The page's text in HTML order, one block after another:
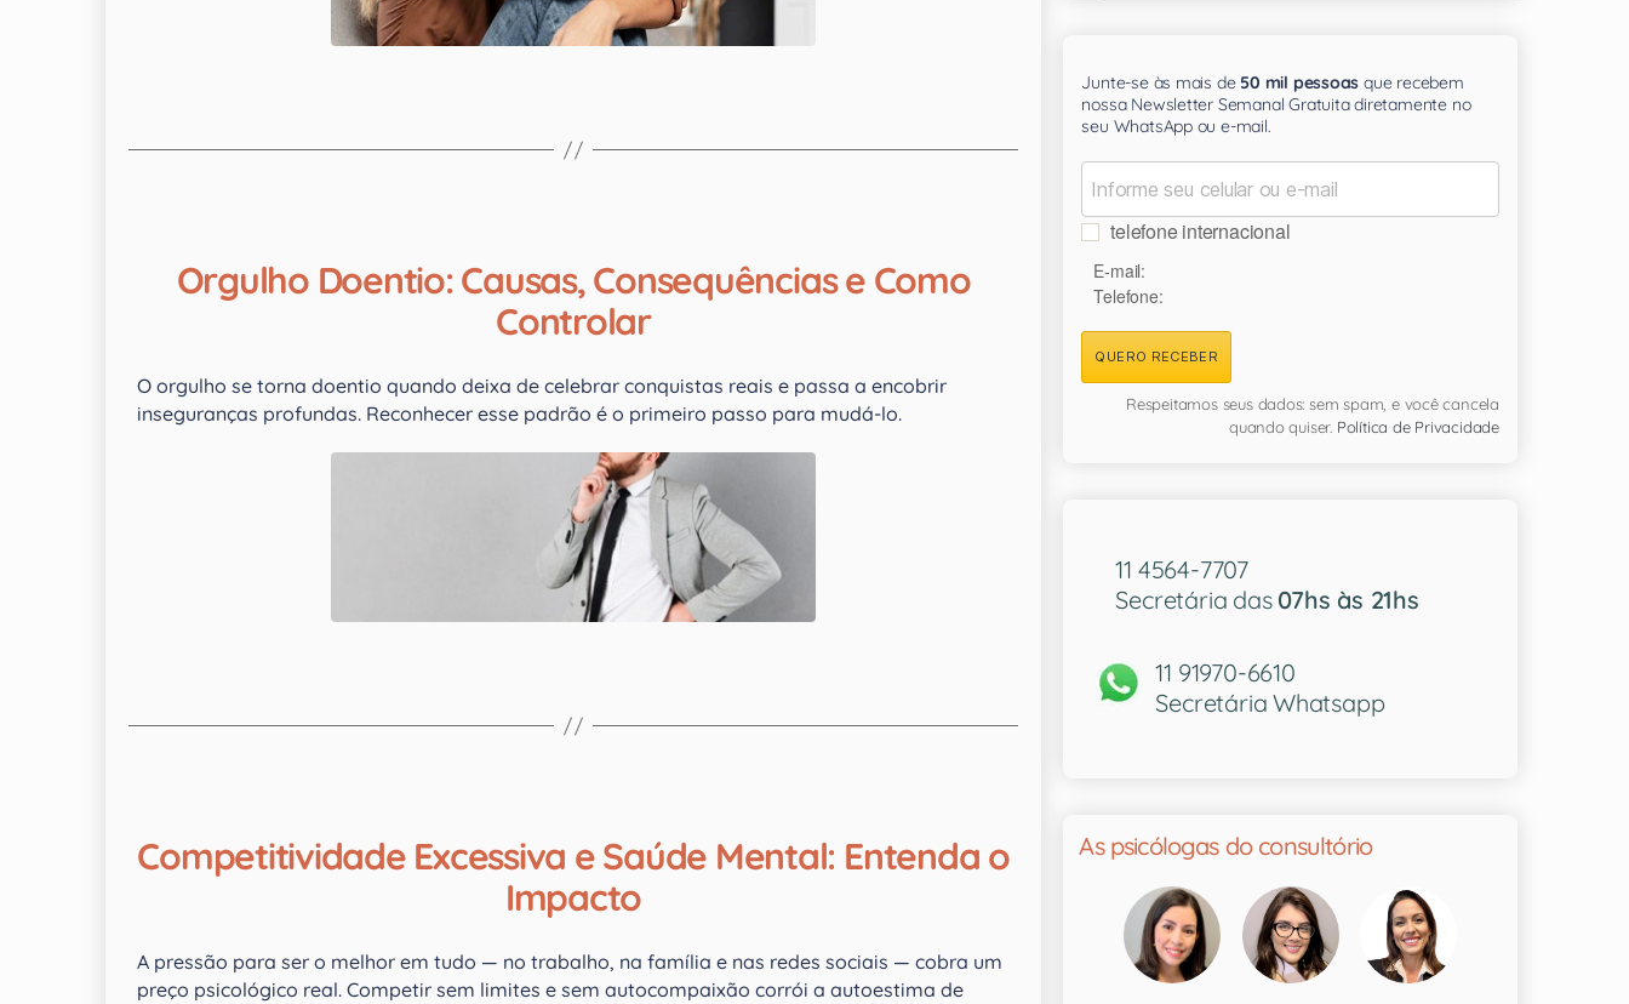
Orgulho Doentio: Causas, Consequências e Como
Controlar
O orgulho se torna doentio quando deixa de celebrar conquistas reais e passa a encobrir
inseguranças profundas. Reconhecer esse padrão é o primeiro passo para mudá-lo.
Competitividade Excessiva e Saúde Mental: Entenda o
Impacto
A pressão para ser o melhor em tudo — no trabalho, na família e nas redes sociais — cobra um
preço psicológico real. Competir sem limites e sem autocompaixão corrói a autoestima de
Junte-se às mais de 50 mil pessoas que recebem
nossa Newsletter Semanal Gratuita diretamente no
seu WhatsApp ou e-mail.
telefone internacional
E-mail:
Telefone:
QUERO RECEBER
Respeitamos seus dados: sem spam, e você cancela
quando quiser. Política de Privacidade
11 4564-7707
Secretária das 07hs às 21hs
11 91970-6610
Secretária Whatsapp
As psicólogas do consultório